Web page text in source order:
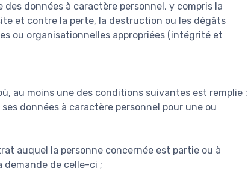
données à caractère personnel, y compris la
et contre la perte, la destruction ou les dégâts
ou organisationnelles appropriées (intégrité et
au moins une des conditions suivantes est remplie :
données à caractère personnel pour une ou
auquel la personne concernée est partie ou à
demande de celle-ci ;